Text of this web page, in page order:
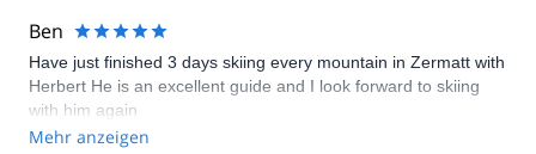
Ben
Have just finished 3 days skiing every mountain in Zermatt with
Herbert He is an excellent guide and I look forward to skiing
with him again
Mehr anzeigen